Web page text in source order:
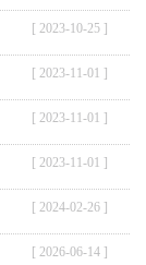
[ 2023-10-25 ]
[ 2023-11-01 ]
[ 2023-11-01 ]
[ 2023-11-01 ]
[ 2024-02-26 ]
[ 2026-06-14 ]